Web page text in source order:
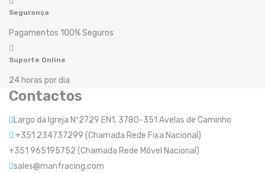
Segurança
Pagamentos 100% Seguros
Suporte Online
24 horas por dia
Contactos
Largo da Igreja Nº2729 EN1, 3780-351 Avelas de Caminho
+351 234737299 (Chamada Rede Fixa Nacional)
+351 965195752 (Chamada Rede Móvel Nacional)
sales@manfracing.com